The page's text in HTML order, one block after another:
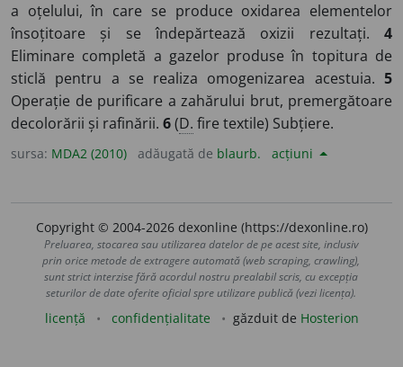
a oțelului, în care se produce oxidarea elementelor
însoțitoare și se îndepărtează oxizii rezultați. 4
Eliminare completă a gazelor produse în topitura de
sticlă pentru a se realiza omogenizarea acestuia. 5
Operație de purificare a zahărului brut, premergătoare
decolorării și rafinării. 6(D. fire textile) Subțiere.
sursa: MDA2 (2010) adăugată de blaurb. acțiuni
Copyright © 2004-2026 dexonline (https://dexonline.ro)
Preluarea, stocarea sau utilizarea datelor de pe acest site, inclusiv
prin orice metode de extragere automată (web scraping, crawling),
sunt strict interzise fără acordul nostru prealabil scris, cu excepția
seturilor de date oferite oficial spre utilizare publică (vezi licența).
licență confidențialitate găzduit de Hosterion